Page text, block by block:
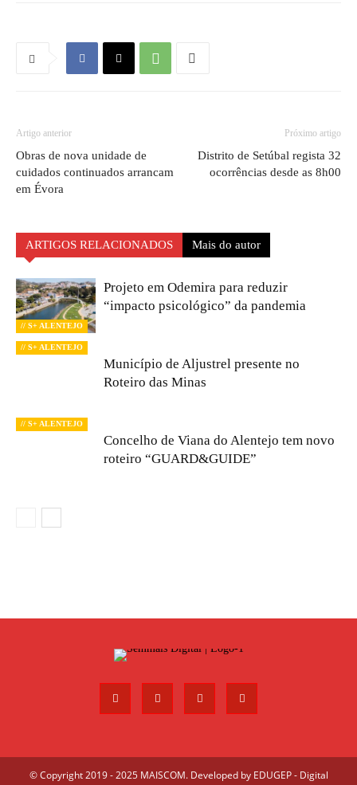
Artigo anterior
Obras de nova unidade de
cuidados continuados arrancam
em Évora
Próximo artigo
Distrito de Setúbal regista 32
ocorrências desde as 8h00
ARTIGOS RELACIONADOS Mais do autor
// S+ ALENTEJO
Projeto em Odemira para reduzir
“impacto psicológico” da pandemia
// S+ ALENTEJO
Município de Aljustrel presente no
Roteiro das Minas
// S+ ALENTEJO
Concelho de Viana do Alentejo tem novo
roteiro “GUARD&GUIDE”
© Copyright 2019 - 2025 MAISCOM. Developed by EDUGEP - Digital